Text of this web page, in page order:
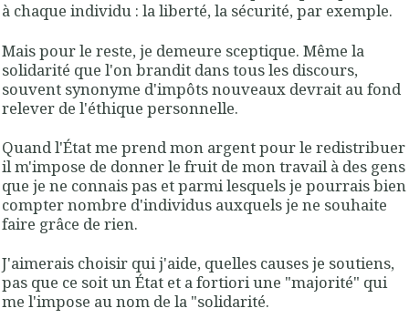
à chaque individu : la liberté, la sécurité, par exemple.
Mais pour le reste, je demeure sceptique. Même la
solidarité que l'on brandit dans tous les discours,
souvent synonyme d'impôts nouveaux devrait au fond
relever de l'éthique personnelle.
Quand l'État me prend mon argent pour le redistribuer
il m'impose de donner le fruit de mon travail à des gens
que je ne connais pas et parmi lesquels je pourrais bien
compter nombre d'individus auxquels je ne souhaite
faire grâce de rien.
J'aimerais choisir qui j'aide, quelles causes je soutiens,
pas que ce soit un État et a fortiori une "majorité" qui
me l'impose au nom de la "solidarité.